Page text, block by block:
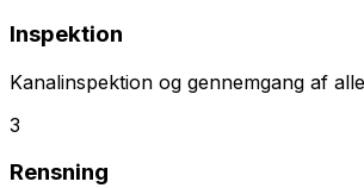
Inspektion
Kanalinspektion og gennemgang af
3
Rensning